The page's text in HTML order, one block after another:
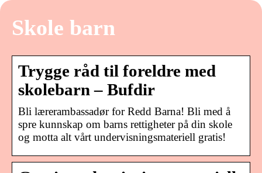
Skole barn
Trygge råd til foreldre med
skolebarn – Bufdir
Bli lærerambassadør for Redd Barna! Bli med å
spre kunnskap om barns rettigheter på din skole
og motta alt vårt undervisningsmateriell gratis!